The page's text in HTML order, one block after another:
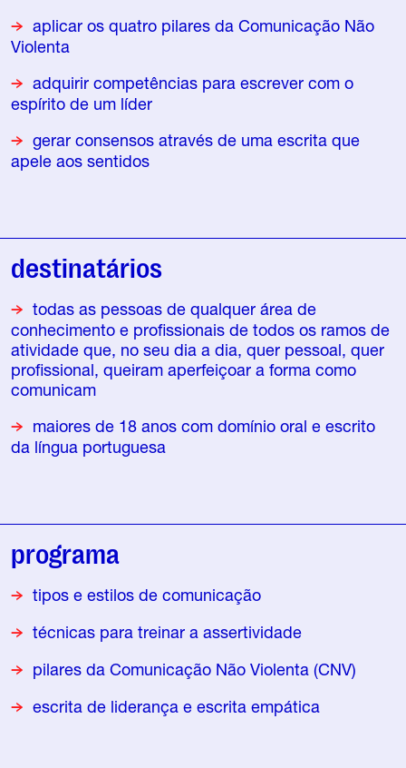
aplicar os quatro pilares da Comunicação Não
Violenta
adquirir competências para escrever com o
espírito de um líder
gerar consensos através de uma escrita que
apele aos sentidos
destinatários
todas as pessoas de qualquer área de
conhecimento e profissionais de todos os ramos de
atividade que, no seu dia a dia, quer pessoal, quer
profissional, queiram aperfeiçoar a forma como
comunicam
maiores de 18 anos com domínio oral e escrito
da língua portuguesa
programa
tipos e estilos de comunicação
técnicas para treinar a assertividade
pilares da Comunicação Não Violenta (CNV)
escrita de liderança e escrita empática